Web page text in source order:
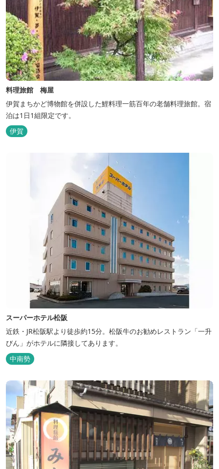
料理旅館 梅屋
伊賀まちかど博物館を併設した鯉料理一筋百年の老舗料理旅館。宿
泊は1日1組限定です。
伊賀
スーパーホテル松阪
近鉄・JR松阪駅より徒歩約15分。松阪牛のお勧めレストラン「一升
びん」がホテルに隣接してあります。
中南勢